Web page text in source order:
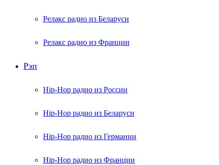
Релакс радио из Беларуси
Релакс радио из Франции
Рэп
Hip-Hop радио из России
Hip-Hop радио из Беларуси
Hip-Hop радио из Германии
Hip-Hop радио из Франции